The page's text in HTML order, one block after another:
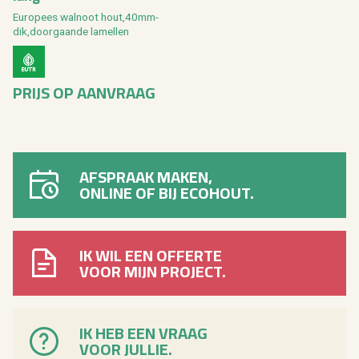
Eu­ro­pees wal­noot hout,40mm­
dik,door­gaan­de la­mel­len
PRIJS OP AAN­VRAAG
AFSPRAAK MAKEN,
ONLINE OF BIJ ECOHOUT.
IK WIL EEN OFFERTE
VOOR MIJN PROJECT.
IK HEB EEN VRAAG
VOOR JULLIE.